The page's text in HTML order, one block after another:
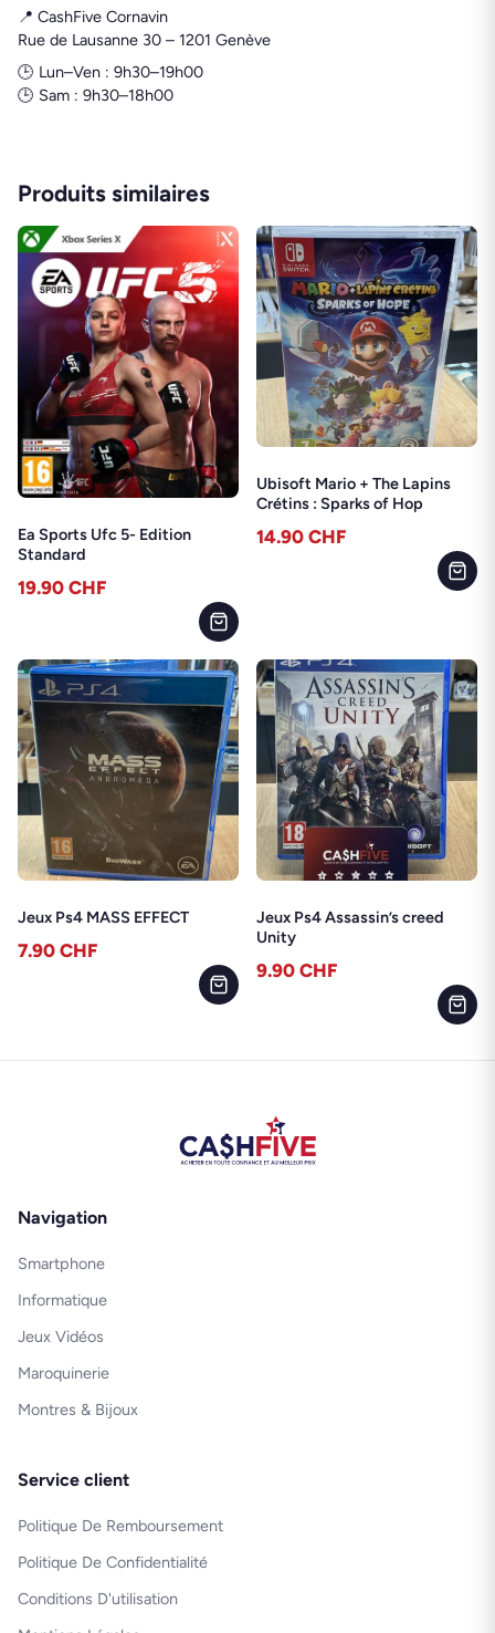
📍 CashFive Cornavin
Rue de Lausanne 30 – 1201 Genève
🕒 Lun–Ven : 9h30–19h00
🕒 Sam : 9h30–18h00
Produits similaires
Ea Sports Ufc 5- Edition
Standard
19.90 CHF
Ubisoft Mario + The Lapins
Crétins : Sparks of Hop
14.90 CHF
Jeux Ps4 MASS EFFECT
7.90 CHF
Jeux Ps4 Assassin’s creed
Unity
9.90 CHF
Navigation
Smartphone
Informatique
Jeux Vidéos
Maroquinerie
Montres & Bijoux
Service client
Politique De Remboursement
Politique De Confidentialité
Conditions D'utilisation